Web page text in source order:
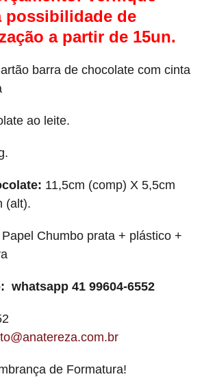
possibilidade de
a partir de 15un.
barra de chocolate com cinta
ao leite.
11,5cm (comp) X 5,5cm
(alt).
Papel Chumbo prata + plástico +
whatsapp 41 99604-6552
de Formatura!